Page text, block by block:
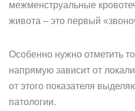
межменструальные
живота – это первый
Особенно нужно отметить
напрямую зависит от
от этого показателя
патологии.